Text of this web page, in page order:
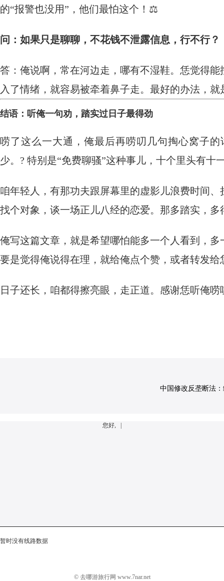
的“报警也没用”，他们最怕这个！⚖️
问：如果只是聊聊，不花钱不泄露信息，行不行？
答：俺说啊，常在河边走，哪有不湿鞋。恁觉得
入了情绪，就容易被牵着鼻子走。最好的办法，
结语：听俺一句劝，踏实过日子最得劲
唠了这么一大通，俺最后再唠叨几句掏心窝子
少。? 特别是“免费聊骚”这种事儿，十个里头有十
咱年轻人，有那功夫跟屏幕里的虚影儿浪费时间
找个对象，谈一场正儿八经的恋爱。那多踏实，多
俺写这篇文章，就是希望哪怕能多一个人看到，
要是觉得俺说得在理，就给俺点个赞，或者转发
日子还长，咱都得擦亮眼，走正道。感谢恁听俺
中国修改反垄断法
您好, |
暂时没有线路数据
© 去哪游旅行网 www.7nar.net